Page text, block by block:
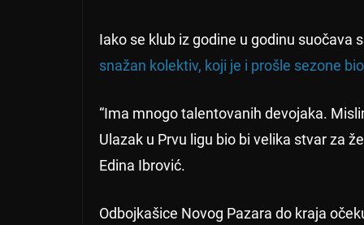
Iako se klub iz godine u godinu suočava
snažan kolektiv, koji je i prošle sezone
“Ima mnogo talentovanih devojaka.
Ulazak u Prvu ligu bio bi velika stvar za
Edina Ibrović.
Odbojkašice Novog Pazara do kraja